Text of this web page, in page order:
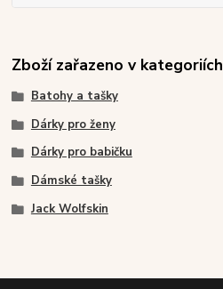
Zboží zařazeno v kategoriích
Batohy a tašky
Dárky pro ženy
Dárky pro babičku
Dámské tašky
Jack Wolfskin